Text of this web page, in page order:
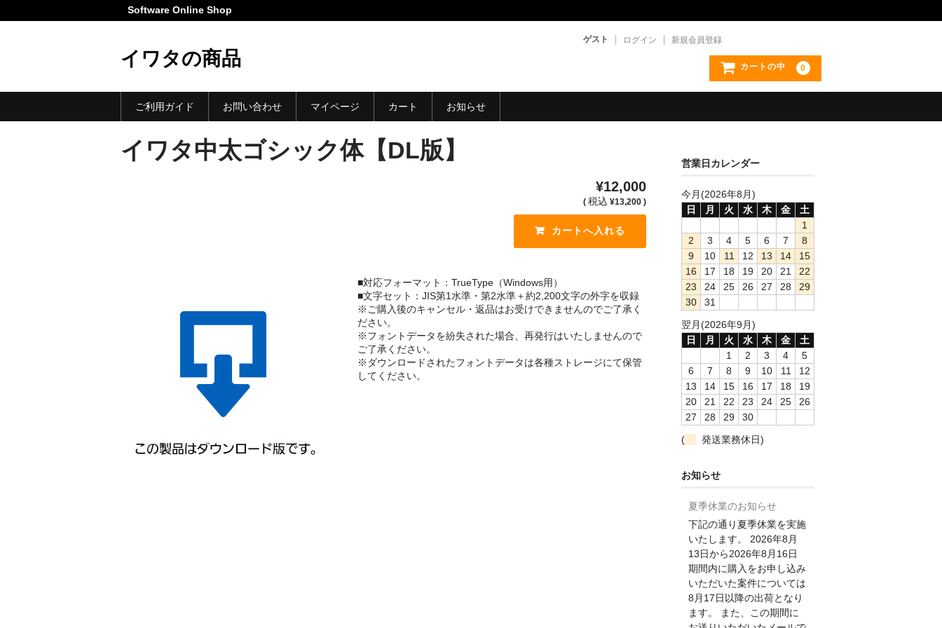
Software Online Shop
イワタの商品
ゲスト ログイン 新規会員登録
カートの中 0
ご利用ガイド お問い合わせ マイページ カート お知らせ
イワタ中太ゴシック体【DL版】
¥12,000
( 税込 ¥13,200 )
■対応フォーマット：TrueType（Windows用）
■文字セット：JIS第1水準・第2水準＋約2,200文字の外字を収録
※ご購入後のキャンセル・返品はお受けできませんのでご了承く
ださい。
※フォントデータを紛失された場合、再発行はいたしませんので
ご了承ください。
※ダウンロードされたフォントデータは各種ストレージにて保管
してください。
営業日カレンダー
今月(2026年8月)
日
月 火 水 木 金
土
1
2
3 4 5 6 7
8
9
10 11 12 13 14
15
16
17 18 19 20 21
22
23
24 25 26 27 28
29
30
31
翌月(2026年9月)
日
月 火 水 木 金
土
1
2 3 4
5
6
7 8 9 10 11
12
13
14 15 16 17 18
19
20
21 22 23 24 25
26
27
28 29
30
(
発送業務休日)
お知らせ
夏季休業のお知らせ
下記の通り夏季休業を実施
いたします。 2026年8月
13日から2026年8月16日
期間内に購入をお申し込み
いただいた案件については
8月17日以降の出荷となり
ます。 また、この期間に